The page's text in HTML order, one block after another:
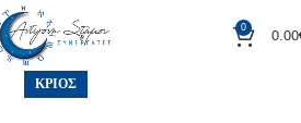
0 0.00
ΚΡΙΌΣ